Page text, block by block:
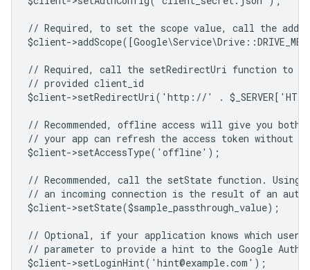
// Required, to set the scope value, call the
$client-
// Required, call the setRedirectUri function to
// provided client_id
$client->setRedirectUri('http://' .
// Recommended, offline access will give you both
// your app can refresh the access token without
$client->setAccessType('offline');
// Recommended, call the setState function.
// an incoming connection is the result of an
$client->setState($sample_passthrough_value);
// Optional, if your application knows which
// parameter to provide a hint to the Google
$client->setLoginHint('hint@example.com');